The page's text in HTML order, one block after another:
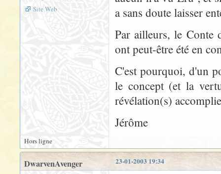
Site Web
a sans doute laisser
Par ailleurs, le Conte
ont peut-être été en
C'est pourquoi, d'un
le concept (et la
révélation(s)
Jérôme
Hors ligne
23-01-2003 19:34
DwarvenAvenger